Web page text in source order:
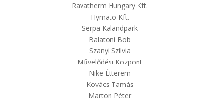
Ravatherm Hungary Kft.
Hymato Kft.
Serpa Kalandpark
Balatoni Bob
Szanyi Szilvia
Művelődési Központ
Nike Étterem
Kovács Tamás
Marton Péter